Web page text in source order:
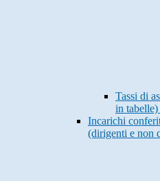
Tassi di
in tabelle)
Incarichi
(dirigenti e non